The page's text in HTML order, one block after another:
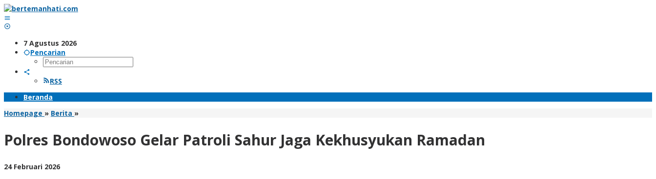
Lewati
ke
konten
7 Agustus 2026
Pencarian
RSS
Beranda
Homepage » Berita »Polres
Patroli
Polres Bondowoso Gelar Patroli Sahur Jaga Kekhusyukan Ramadan
24 Februari 2026oleh